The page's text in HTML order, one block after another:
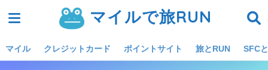
マイルで旅RUN
マイル クレジットカード ポイントサイト 旅とRUN SFC